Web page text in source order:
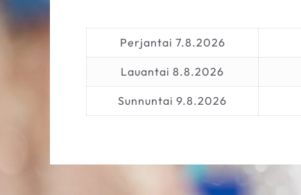
Perjantai 7.8.2026
Lauantai 8.8.2026
Sunnuntai 9.8.2026